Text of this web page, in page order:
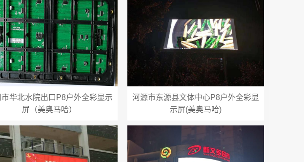
华北水院出口P8户外全彩显示
屏（美奥马哈）
河源市东源县文体中心P8户外全彩显
示屏(美奥马哈)